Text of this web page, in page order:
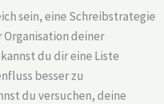
sein, eine Schreibstrategie
deiner
du dir eine Liste
besser zu
du versuchen, deine